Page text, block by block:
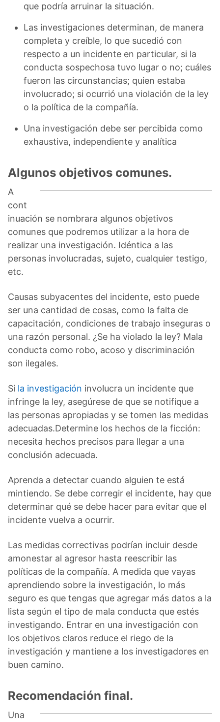
que podría arruinar la situación.
Las investigaciones determinan, de manera
completa y creíble, lo que sucedió con
respecto a un incidente en particular, si la
conducta sospechosa tuvo lugar o no; cuáles
fueron las circunstancias; quien estaba
involucrado; si ocurrió una violación de la ley
o la política de la compañía.
Una investigación debe ser percibida como
exhaustiva, independiente y analítica
Algunos objetivos comunes.
A
cont
inuación se nombrara algunos objetivos
comunes que podremos utilizar a la hora de
realizar una investigación. Idéntica a las
personas involucradas, sujeto, cualquier testigo,
etc.
Causas subyacentes del incidente, esto puede
ser una cantidad de cosas, como la falta de
capacitación, condiciones de trabajo inseguras o
una razón personal. ¿Se ha violado la ley? Mala
conducta como robo, acoso y discriminación
son ilegales.
Si la investigación involucra un incidente que
infringe la ley, asegúrese de que se notifique a
las personas apropiadas y se tomen las medidas
adecuadas.Determine los hechos de la ficción:
necesita hechos precisos para llegar a una
conclusión adecuada.
Aprenda a detectar cuando alguien te está
mintiendo. Se debe corregir el incidente, hay que
determinar qué se debe hacer para evitar que el
incidente vuelva a ocurrir.
Las medidas correctivas podrían incluir desde
amonestar al agresor hasta reescribir las
políticas de la compañía. A medida que vayas
aprendiendo sobre la investigación, lo más
seguro es que tengas que agregar más datos a la
lista según el tipo de mala conducta que estés
investigando. Entrar en una investigación con
los objetivos claros reduce el riego de la
investigación y mantiene a los investigadores en
buen camino.
Recomendación final.
Una